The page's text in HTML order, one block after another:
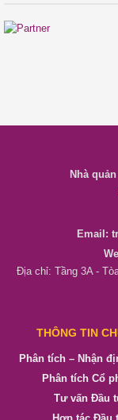
Nhà
Email:
Địa chỉ: Tầng 3A -
THÔNG TIN
Phân tích – Nhận
Phân tích Cổ
Tư vấn Đầu